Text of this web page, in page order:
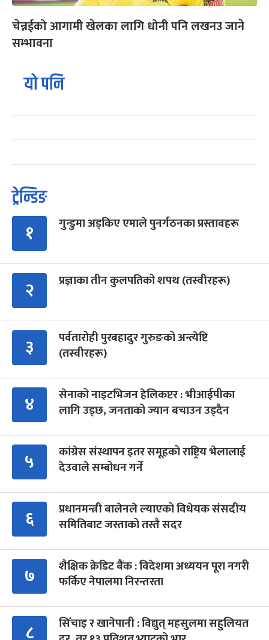
चेन्नईको आगामी खेलका लागि धोनी पनि लखनउ जाने
सम्भावना
यो पनि
ट्रेन्डिङ
१ गुन्डुमा अड्किए एमाले पुनर्गठनका प्रस्तावहरू
२ प्रज्ञाका तीन कुलपतिको शपथ (तस्वीरहरू)
३
पर्वतारोही पुरबहादुर गुरुङको अन्त्येष्टि
(तस्वीरहरू)
४
सेनाको नाइटभिजन हेलिकप्टर : भीआईपीका
लागि उड्छ, जनताको ज्यान बचाउन उड्दैन
५
कांग्रेस संस्थापन इतर समूहको राष्ट्रिय भेलालाई
देउवाले सम्बोधन गर्ने
६
प्रधानमन्त्री बालेनले ल्याएको विधेयक संसदीय
समितिबाट जस्ताको तस्तै सदर
७
शैक्षिक क्रेडिट बैंक : विदेशमा अध्ययन पूरा नगरी
फर्किए नेपालमा निरन्तरता
८
सिँचाइ र खानेपानी : विद्युत् महसुलमा सहुलियत